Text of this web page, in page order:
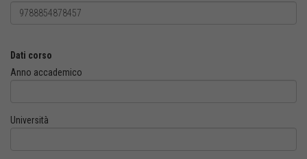
Dati corso
Anno accademico
Università